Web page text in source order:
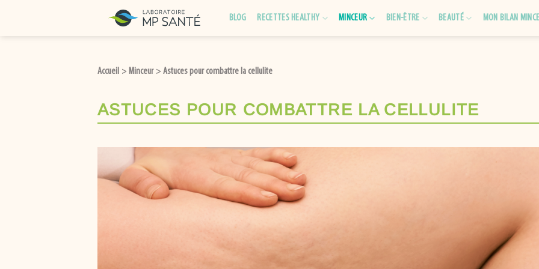
BLOG RECETTES HEALTHY MINCEUR BIEN-ÊTRE BEAUTÉ MON BILAN
Accueil > Minceur > Astuces pour combattre la cellulite
ASTUCES POUR COMBATTRE LA CELLULITE